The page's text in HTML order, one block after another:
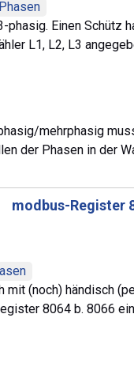
Phasen
phasig. Einen Schütz
L1, L2, L3
mehrphasig
der Phasen in der
modbus-Register
mit (noch) händisch
8064 b. 8066